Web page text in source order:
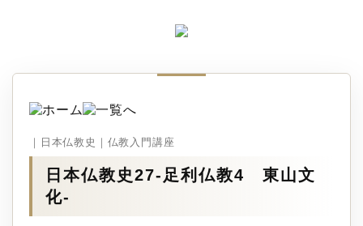
｜日本仏教史｜仏教入門講座
日本仏教史27‐足利仏教4 東山文
化-